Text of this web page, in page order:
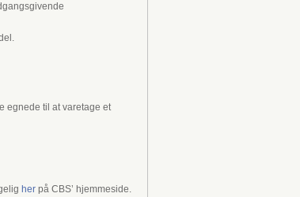
egnede til at varetage et
her på CBS’ hjemmeside.